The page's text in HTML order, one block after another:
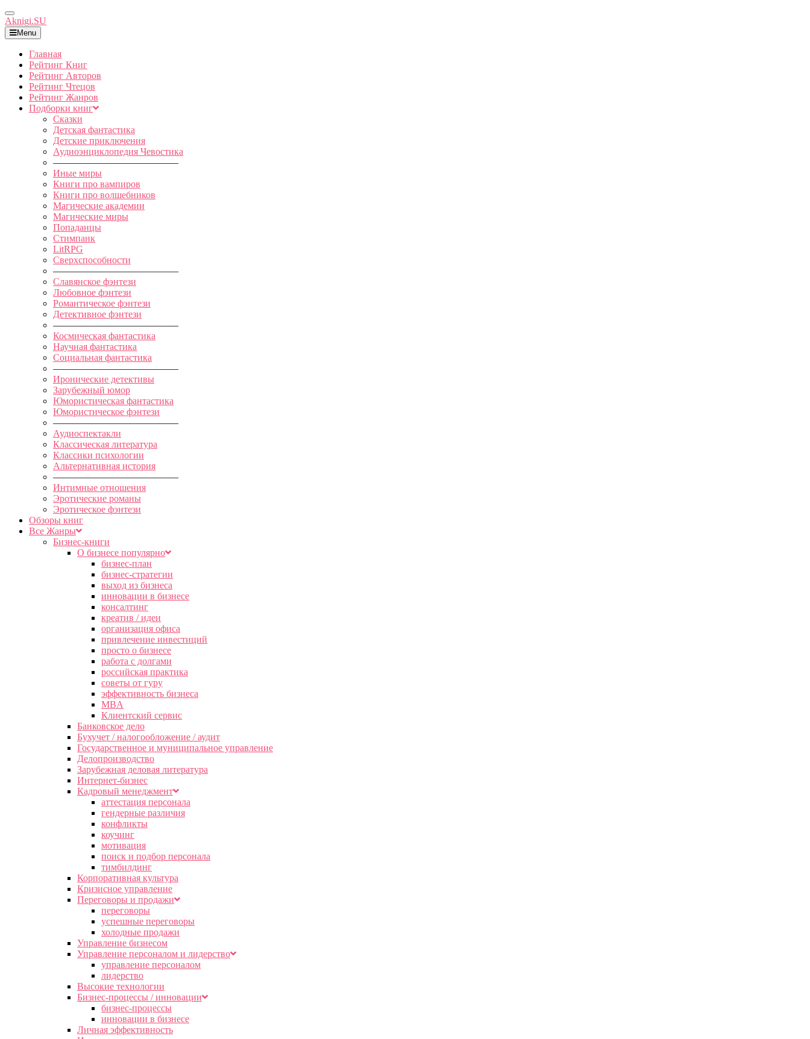
Toggle
Navigation
Aknigi.SU
Menu
Главная
Рейтинг Книг
Рейтинг Авторов
Рейтинг Чтецов
Рейтинг Жанров
Подборки книг
Сказки
Детская фантастика
Детские приключения
Аудиоэнциклопедия Чевостика
—————————————
Иные миры
Книги про вампиров
Книги про волшебников
Магические академии
Магические миры
Попаданцы
Стимпанк
LitRPG
Сверхспособности
—————————————
Славянское фэнтези
Любовное фэнтези
Романтическое фэнтези
Детективное фэнтези
—————————————
Космическая фантастика
Научная фантастика
Социальная фантастика
—————————————
Иронические детективы
Зарубежный юмор
Юмористическая фантастика
Юмористическое фэнтези
—————————————
Аудиоспектакли
Классическая литература
Классики психологии
Альтернативная история
—————————————
Интимные отношения
Эротические романы
Эротическое фэнтези
Обзоры книг
Все Жанры
Бизнес-книги
О бизнесе популярно
бизнес-план
бизнес-стратегии
выход из бизнеса
инновации в бизнесе
консалтинг
креатив / идеи
организация офиса
привлечение инвестиций
просто о бизнесе
работа с долгами
российская практика
советы от гуру
эффективность бизнеса
MBA
Клиентский сервис
Банковское дело
Бухучет / налогообложение / аудит
Государственное и муниципальное управление
Делопроизводство
Зарубежная деловая литература
Интернет-бизнес
Кадровый менеджмент
аттестация персонала
гендерные различия
конфликты
коучинг
мотивация
поиск и подбор персонала
тимбилдинг
Корпоративная культура
Кризисное управление
Переговоры и продажи
переговоры
успешные переговоры
холодные продажи
Управление бизнесом
Управление персоналом и лидерство
управление персоналом
лидерство
Высокие технологии
Бизнес-процессы / инновации
бизнес-процессы
инновации в бизнесе
Личная эффективность